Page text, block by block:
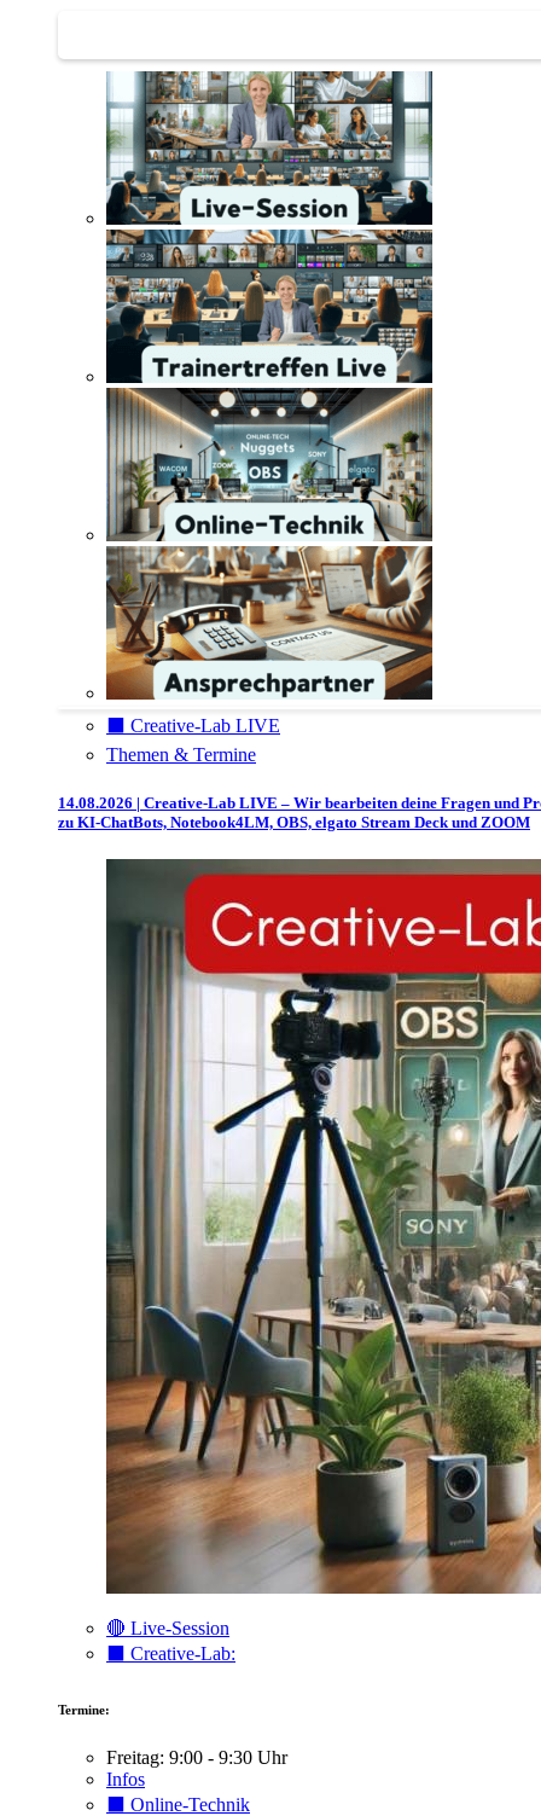
⬛️ Creative-Lab LIVE
Themen & Termine
14.08.2026 | Creative-Lab LIVE – Wir bearbeiten deine Fragen und
zu KI-ChatBots, Notebook4LM, OBS, elgato Stream Deck und ZOOM
🔴 Live-Session
⬛️ Creative-Lab:
Termine:
Freitag: 9:00 - 9:30 Uhr
Infos
⬛️ Online-Technik